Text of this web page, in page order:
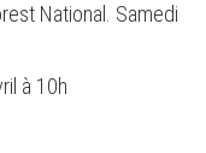
National. Samedi
à 10h